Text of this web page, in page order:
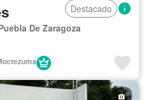
Destacado
De Zaragoza